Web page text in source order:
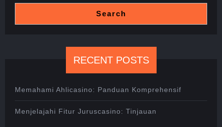
Search
RECENT POSTS
Memahami Ahlicasino: Panduan Komprehensif
Menjelajahi Fitur Juruscasino: Tinjauan